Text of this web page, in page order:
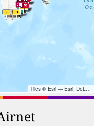
Tiles © Esri — Esri, DeLorme, NAVTEQ, TomTom, Intermap, iPC, USGS, FAO, NPS, NRCAN, GeoBase, Kadaster NL, Ordnance Survey, Esri Japan, METI, Esri China (Hong Kong), and the GIS User Community